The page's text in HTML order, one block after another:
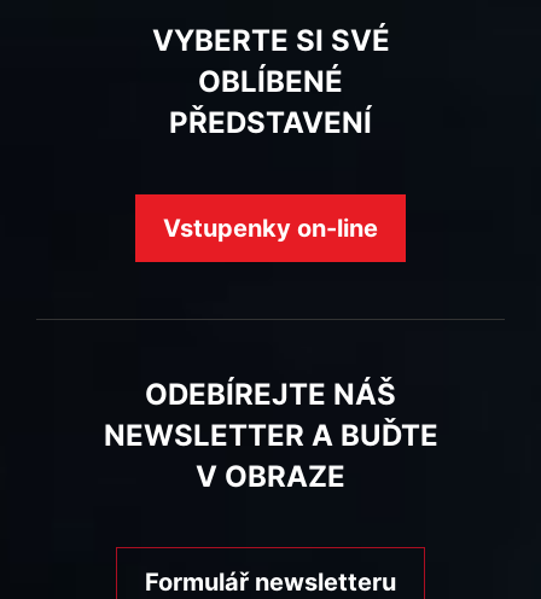
VYBERTE SI SVÉ
OBLÍBENÉ
PŘEDSTAVENÍ
Vstupenky on-line
ODEBÍREJTE NÁŠ
NEWSLETTER A BUĎTE
V OBRAZE
Formulář newsletteru